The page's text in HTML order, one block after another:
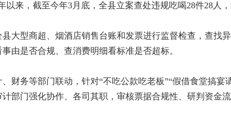
以来，截至今年3月底，全县立案查处违规吃喝28件28人
大型商超、烟酒店销售台账和发票进行监督检查，查找
由是否合规、查消费明细看标准是否超标。
财务等部门联动，针对“不吃公款吃老板”“假借食堂搞宴
部门强化协作、各司其职，审核票据合规性、研判资金